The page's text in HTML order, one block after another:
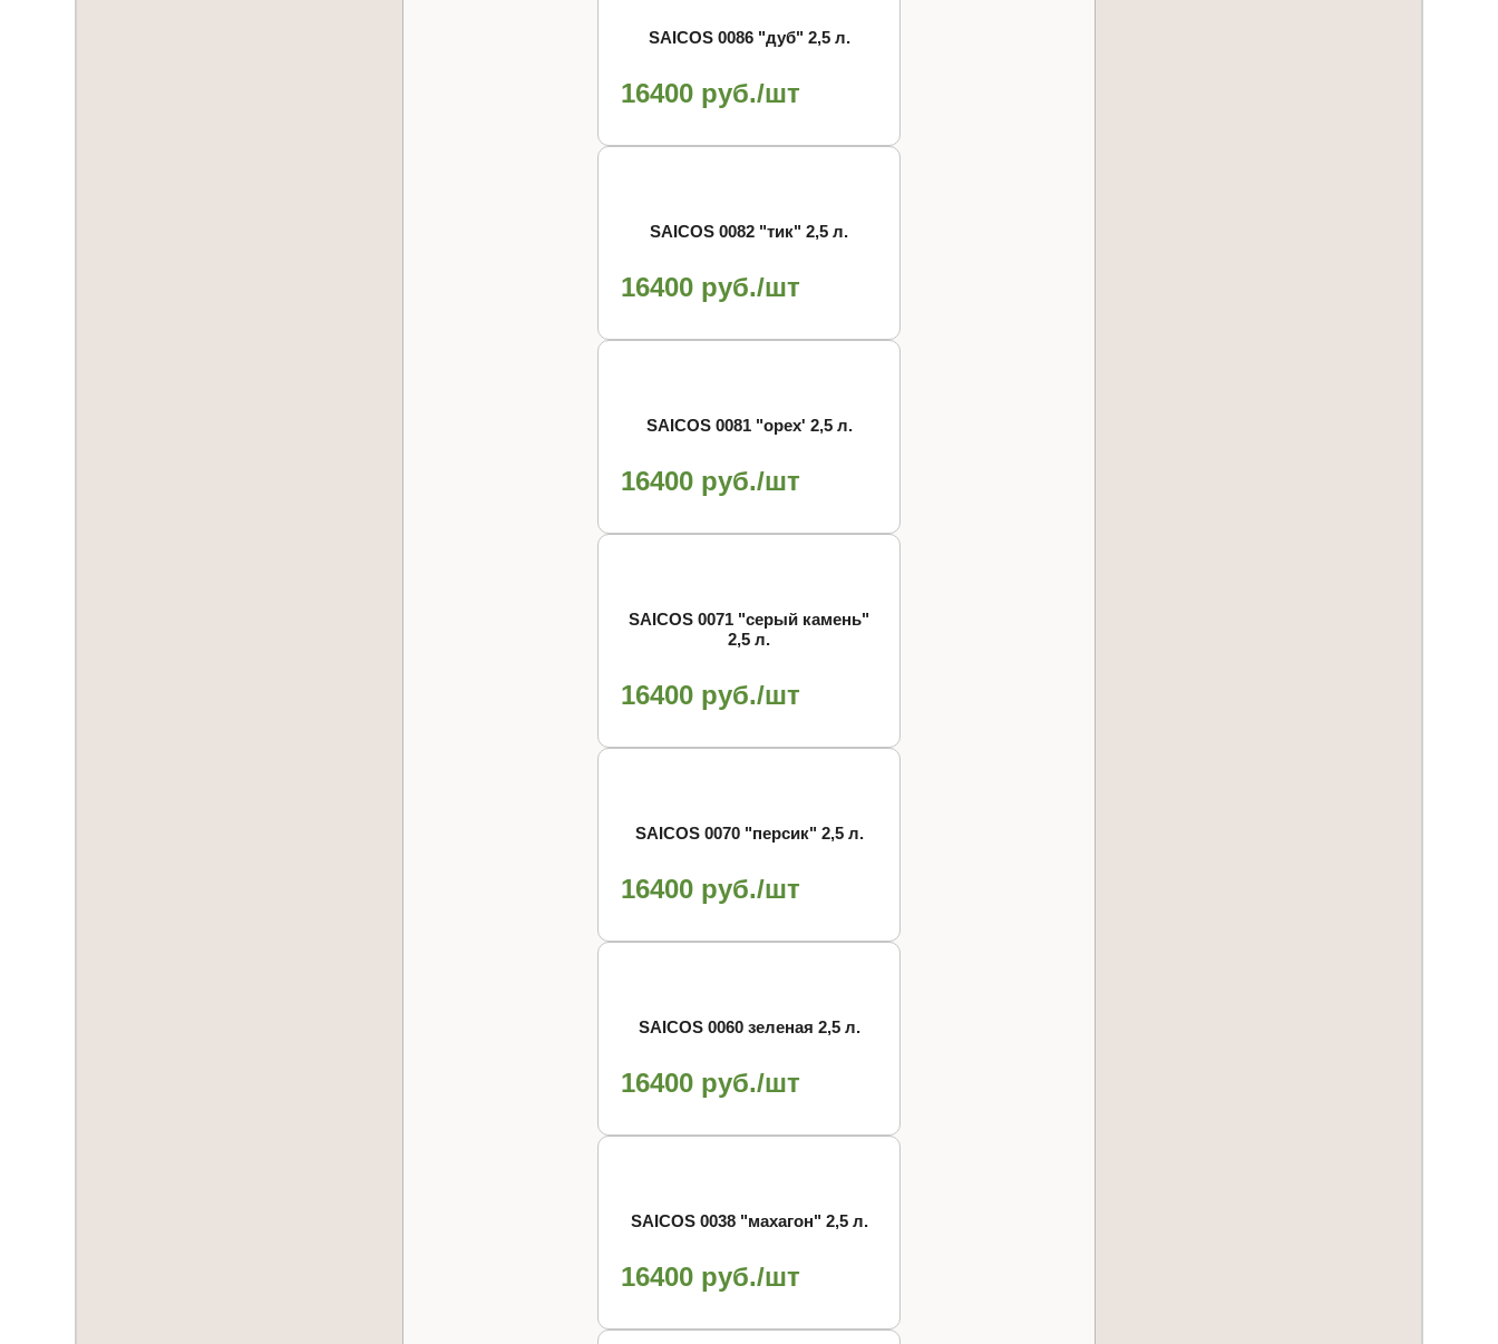
SAICOS 0086 "дуб" 2,5 л.
16400 руб./шт
SAICOS 0082 "тик" 2,5 л.
16400 руб./шт
SAICOS 0081 "орех' 2,5 л.
16400 руб./шт
SAICOS 0071 "серый камень"
2,5 л.
16400 руб./шт
SAICOS 0070 "персик" 2,5 л.
16400 руб./шт
SAICOS 0060 зеленая 2,5 л.
16400 руб./шт
SAICOS 0038 "махагон" 2,5 л.
16400 руб./шт